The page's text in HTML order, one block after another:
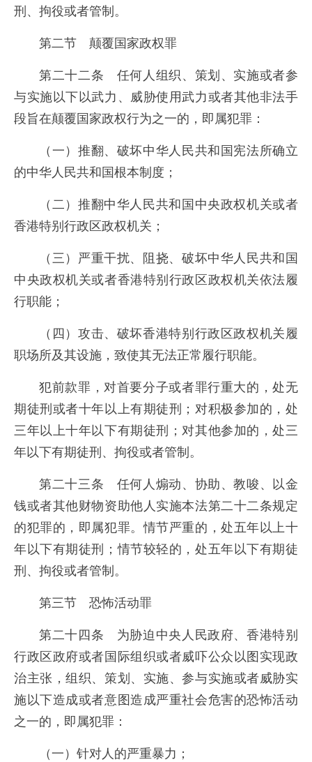
刑、拘役或者管制。
第二节 颠覆国家政权罪
第二十二条 任何人组织、策划、实施或者参
与实施以下以武力、威胁使用武力或者其他非法手
段旨在颠覆国家政权行为之一的，即属犯罪：
（一）推翻、破坏中华人民共和国宪法所确立
的中华人民共和国根本制度；
（二）推翻中华人民共和国中央政权机关或者
香港特别行政区政权机关；
（三）严重干扰、阻挠、破坏中华人民共和国
中央政权机关或者香港特别行政区政权机关依法履
行职能；
（四）攻击、破坏香港特别行政区政权机关履
职场所及其设施，致使其无法正常履行职能。
犯前款罪，对首要分子或者罪行重大的，处无
期徒刑或者十年以上有期徒刑；对积极参加的，处
三年以上十年以下有期徒刑；对其他参加的，处三
年以下有期徒刑、拘役或者管制。
第二十三条 任何人煽动、协助、教唆、以金
钱或者其他财物资助他人实施本法第二十二条规定
的犯罪的，即属犯罪。情节严重的，处五年以上十
年以下有期徒刑；情节较轻的，处五年以下有期徒
刑、拘役或者管制。
第三节 恐怖活动罪
第二十四条 为胁迫中央人民政府、香港特别
行政区政府或者国际组织或者威吓公众以图实现政
治主张，组织、策划、实施、参与实施或者威胁实
施以下造成或者意图造成严重社会危害的恐怖活动
之一的，即属犯罪：
（一）针对人的严重暴力；